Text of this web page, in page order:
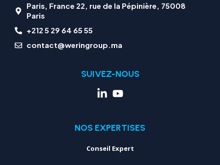
Paris, France 22, rue de la Pépinière, 75008
Paris
+212 5 29 64 65 55
contact@weringroup.ma
SUIVEZ-NOUS
NOS EXPERTISES
Conseil Expert